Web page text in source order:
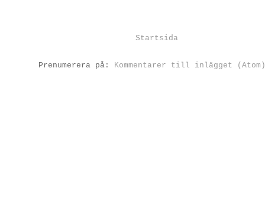
Startsida
Prenumerera på: Kommentarer till inlägget (Atom)